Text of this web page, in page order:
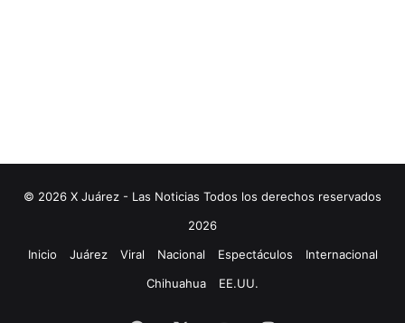
© 2026 X Juárez - Las Noticias Todos los derechos reservados
2026
Inicio
Juárez Viral Nacional Espectáculos
Internacional
Chihuahua
EE.UU.